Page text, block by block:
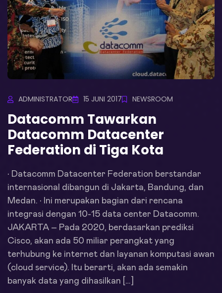
ADMINISTRATOR 15 JUNI 2017 NEWSROOM
Datacomm Tawarkan
Datacomm Datacenter
Federation di Tiga Kota
• Datacomm Datacenter Federation berstandar
internasional dibangun di Jakarta, Bandung, dan
Medan. • Ini merupakan bagian dari rencana
integrasi dengan 10-15 data center Datacomm.
JAKARTA – Pada 2020, berdasarkan prediksi
Cisco, akan ada 50 miliar perangkat yang
terhubung ke internet dan layanan komputasi awan
(cloud service). Itu berarti, akan ada semakin
banyak data yang dihasilkan […]